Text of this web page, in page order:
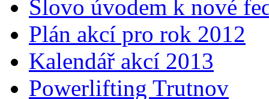
Slovo úvodem k nové
Plán akcí pro rok 2012
Kalendář akcí 2013
Powerlifting Trutnov